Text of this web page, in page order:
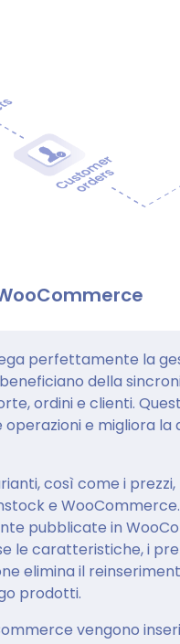
perfettamente la
della
ordini e clienti.
e migliora la
così come i prezzi,
e
pubblicate in
le caratteristiche, i
elimina il
prodotti.
vengono